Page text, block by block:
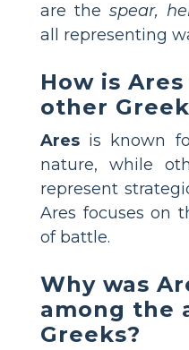
are the spear,
all representing
How is
other
Ares is known
nature, while
represent
Ares focuses on
of battle.
Why was
among the
Greeks?